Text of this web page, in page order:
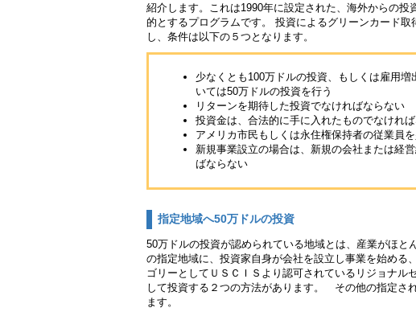
紹介します。これは1990年に設定された、海外からの
的とするプログラムです。 投資によるグリーンカード
し、条件は以下の５つとなります。
少なくとも100万ドルの投資、もしくは雇用
いては50万ドルの投資を行う
リターンを期待した投資でなければならない
投資金は、合法的に手に入れたものでなけれ
アメリカ市民もしくは永住権保持者の従業員
新規事業設立の場合は、新規の会社または経
ばならない
指定地域へ50万ドルの投資
50万ドルの投資が認められている地域とは、産業がほと
の指定地域に、投資家自身が会社を設立し事業を始める
ゴリーとしてＵＳＣＩＳより認可されているリジョナル
して投資する２つの方法があります。 その他の指定さ
ます。